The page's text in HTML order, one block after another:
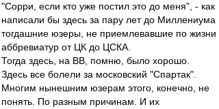
"Сорри, если кто уже постил это до меня", - как
написали бы здесь за пару лет до Миллениума
тогдашние юзеры, не приемлевавшие по жизни
аббревиатур от ЦК до ЦСКА.
Тогда здесь, на ВВ, помню, было хорошо.
Здесь все болели за московский "Спартак".
Многим нынешним юзерам этого, конечно, не
понять. По разным причинам. И их